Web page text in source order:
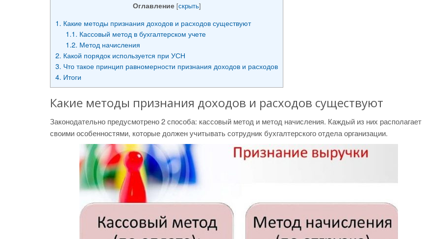
Оглавление [скрыть]
1. Какие методы признания доходов и расходов существуют
1.1. Кассовый метод в бухгалтерском учете
1.2. Метод начисления
2. Какой порядок используется при УСН
3. Что такое принцип равномерности признания доходов и расходов
4. Итоги
Какие методы признания доходов и расходов существуют
Законодательно предусмотрено 2 способа: кассовый метод и метод начисления. Каждый из них располагает
своими особенностями, которые должен учитывать сотрудник бухгалтерского отдела организации.